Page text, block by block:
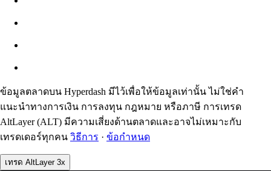
ข้อมูลตลาดบน Hyperdash มีไว้เพื่อให้ข้อมูลเท่านั้น ไม่ใช่คำ
แนะนำทางการเงิน การลงทุน กฎหมาย หรือภาษี การเทรด
AltLayer (ALT) มีความเสี่ยงด้านตลาดและอาจไม่เหมาะกับ
เทรดเดอร์ทุกคน วิธีการ · ข้อกำหนด
เทรด AltLayer 3x